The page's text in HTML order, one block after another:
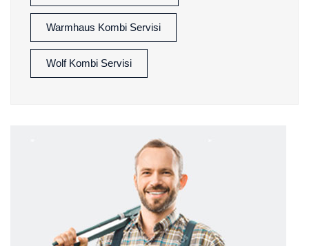
Warmhaus Kombi Servisi
Wolf Kombi Servisi